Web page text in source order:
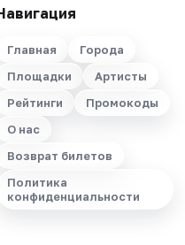
Главная
Города
Площадки
Артисты
Рейтинги
Промокоды
О нас
Возврат билетов
Политика
конфиденциальности